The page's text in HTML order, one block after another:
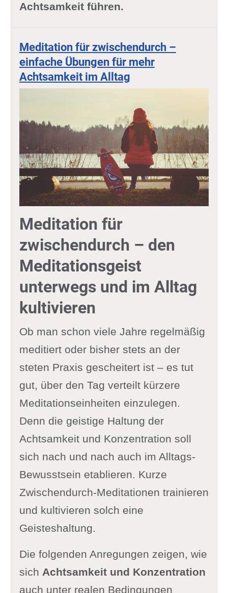
Achtsamkeit führen.
Meditation für zwischendurch –
einfache Übungen für mehr
Achtsamkeit im Alltag
Meditation für
zwischendurch – den
Meditationsgeist
unterwegs und im Alltag
kultivieren
Ob man schon viele Jahre regelmäßig
meditiert oder bisher stets an der
steten Praxis gescheitert ist – es tut
gut, über den Tag verteilt kürzere
Meditationseinheiten einzulegen.
Denn die geistige Haltung der
Achtsamkeit und Konzentration soll
sich nach und nach auch im Alltags-
Bewusstsein etablieren. Kurze
Zwischendurch-Meditationen trainieren
und kultivieren solch eine
Geisteshaltung.
Die folgenden Anregungen zeigen, wie
sich Achtsamkeit und Konzentration
auch unter realen Bedingungen